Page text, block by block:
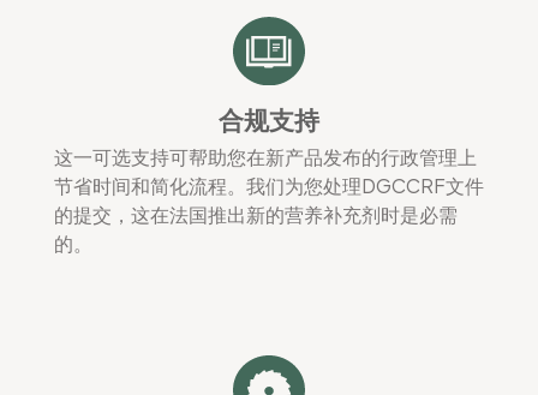
合规支持
这一可选支持可帮助您在新产品发布的行政管理上
节省时间和简化流程。我们为您处理DGCCRF文件
的提交，这在法国推出新的营养补充剂时是必需
的。